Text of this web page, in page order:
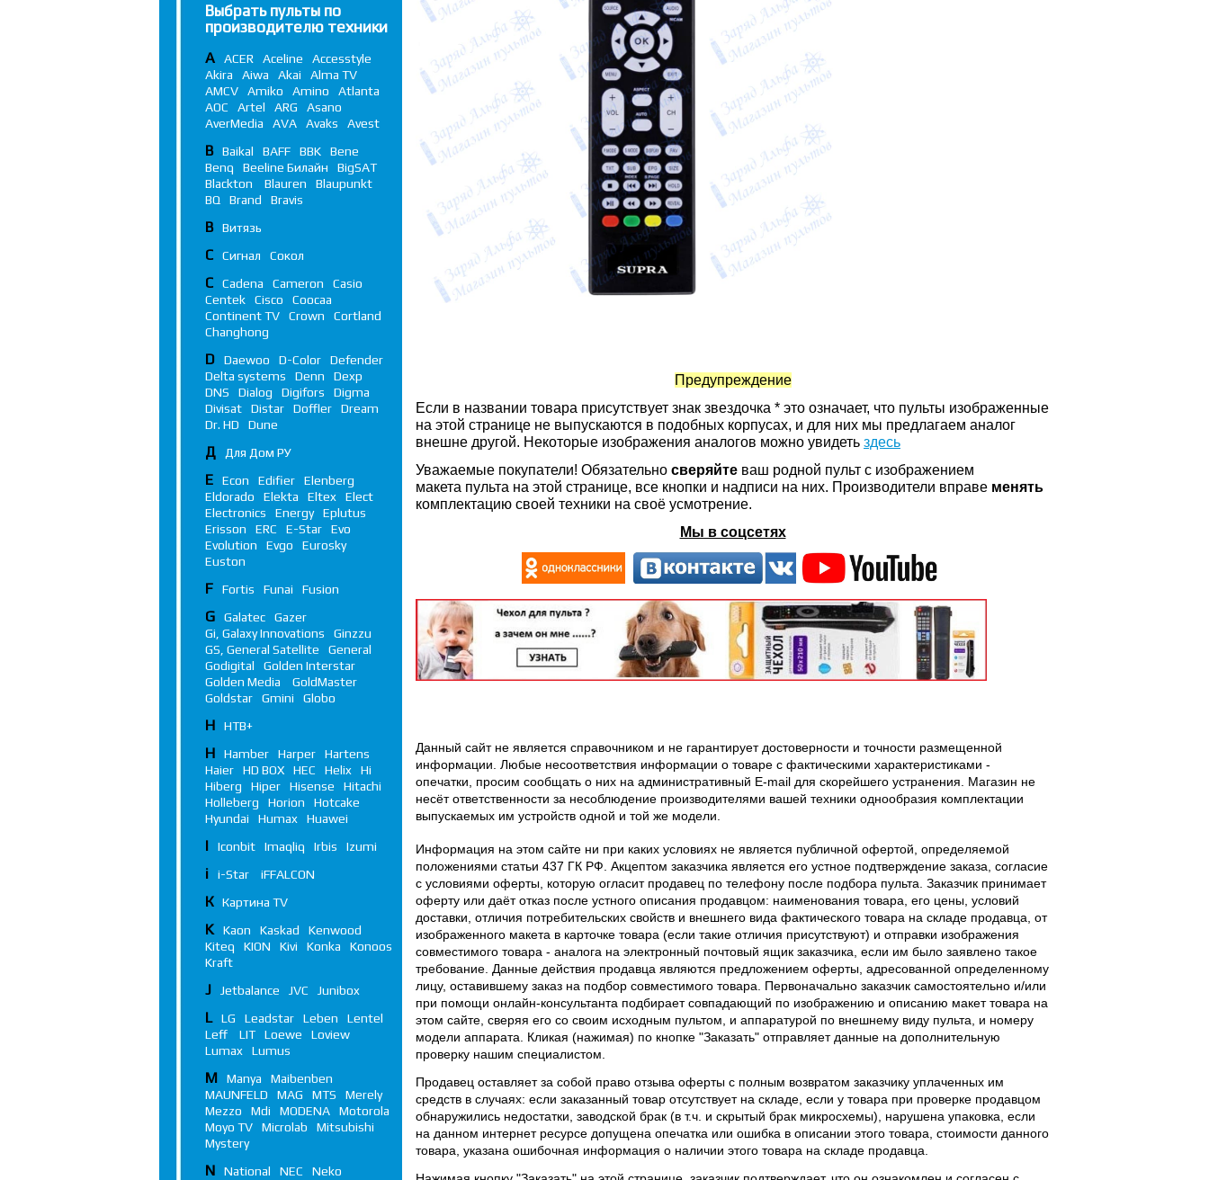
Предупреждение
Если в названии товара присутствует знак звездочка * это означает, что пульты изображенные
на этой странице не выпускаются в подобных корпусах, и для них мы предлагаем аналог
внешне другой. Некоторые изображения аналогов можно увидеть здесь
Уважаемые покупатели! Обязательно сверяйте ваш родной пульт с изображением
макета пульта на этой странице, все кнопки и надписи на них. Производители вправе менять
комплектацию своей техники на своё усмотрение.
Мы в соцсетях
Данный сайт не является справочником и не гарантирует достоверности и точности размещенной
информации. Любые несоответствия информации о товаре с фактическими характеристиками -
опечатки, просим сообщать о них на административный E-mail для скорейшего устранения. Магазин не
несёт ответственности за несоблюдение производителями вашей техники однообразия комплектации
выпускаемых им устройств одной и той же модели.
Информация на этом сайте ни при каких условиях не является публичной офертой, определяемой
положениями статьи 437 ГК РФ. Акцептом заказчика является его устное подтверждение заказа, согласие
с условиями оферты, которую огласит продавец по телефону после подбора пульта. Заказчик принимает
оферту или даёт отказ после устного описания продавцом: наименования товара, его цены, условий
доставки, отличия потребительских свойств и внешнего вида фактического товара на складе продавца, от
изображенного макета в карточке товара (если такие отличия присутствуют) и отправки изображения
совместимого товара - аналога на электронный почтовый ящик заказчика, если им было заявлено такое
требование. Данные действия продавца являются предложением оферты, адресованной определенному
лицу, оставившему заказ на подбор совместимого товара. Первоначально заказчик самостоятельно и/или
при помощи онлайн-консультанта подбирает совпадающий по изображению и описанию макет товара на
этом сайте, сверяя его со своим исходным пультом, и аппаратурой по внешнему виду пульта, и номеру
модели аппарата. Кликая (нажимая) по кнопке "Заказать" отправляет данные на дополнительную
проверку нашим специалистом.
Продавец оставляет за собой право отзыва оферты с полным возвратом заказчику уплаченных им
средств в случаях: если заказанный товар отсутствует на складе, если у товара при проверке продавцом
обнаружились недостатки, заводской брак (в т.ч. и скрытый брак микросхемы), нарушена упаковка, если
на данном интернет ресурсе допущена опечатка или ошибка в описании этого товара, стоимости данного
товара, указана ошибочная информация о наличии этого товара на складе продавца.
Выбрать пульты по
производителю техники
A ACER Aceline
Accesstyle
Akira
Aiwa Akai
Alma TV
AMCV
Amiko Amino
Atlanta
AOC
Artel ARG
Asano
AverMedia
AVA Avaks Avest
B Baikal BAFF BBK
Bene
Benq
Beeline Билайн
BigSAT
Blackton
Blauren
Blaupunkt
BQ
Brand Bravis
В Витязь
С Сигнал Сокол
C Cadena Cameron
Casio
Centek
Cisco
Coocaa
Continent TV
Crown
Cortland
Changhong
D Daewoo D-Color
Defender
Delta systems
Denn
Dexp
DNS
Dialog Digifors
Digma
Divisat
Distar Doffler
Dream
Dr. HD
Dune
Д Для Дом РУ
E Econ Edifier
Elenberg
Eldorado
Elekta Eltex
Elect
Electronics
Energy
Eplutus
Erisson
ERC E-Star
Evo
Evolution
Evgo
Eurosky
Euston
F Fortis Funai Fusion
G Galatec
Gazer
Gi, Galaxy Innovations
Ginzzu
GS, General Satellite
General
Godigital
Golden Interstar
Golden Media
GoldMaster
Goldstar
Gmini Globo
Н НТВ+
H Hamber Harper
Hartens
Haier
HD BOX HEC Helix
Hi
Hiberg
Hiper Hisense
Hitachi
Holleberg
Horion
Hotcake
Hyundai
Humax Huawei
I Iconbit Imaqliq Irbis Izumi
i i-Star iFFALСON
К Картина TV
K Kaon Kaskad
Kenwood
Kiteq
KION Kivi Konka
Konoos
Kraft
J Jetbalance JVC Junibox
L LG Leadstar Leben
Lentel
Leff
LIT Loewe
Loview
Lumax
Lumus
M Manya
Maibenben
MAUNFELD
MAG MTS
Merely
Mezzo
Mdi MODENA
Motorola
Moyo TV
Microlab
Mitsubishi
Mystery
N National NEC
Neko